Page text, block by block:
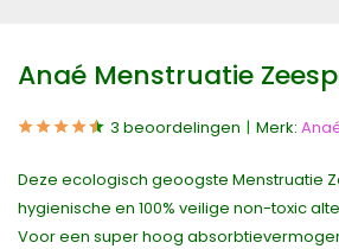
Anaé Menstruatie
3 beoordelingen Merk:
Deze ecologisch geoogste Menstruatie
hygienische en 100% veilige non-toxic
Voor een super hoog